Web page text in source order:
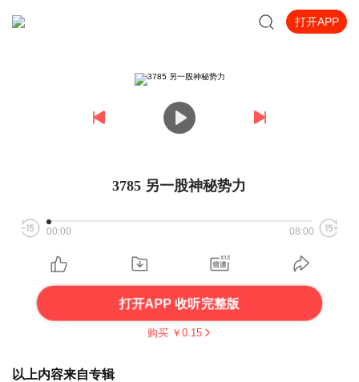
打开APP
3785 另一股神秘势力
00:00 08:00
打开APP 收听完整版
购买 ￥ 0.15
以上内容来自专辑